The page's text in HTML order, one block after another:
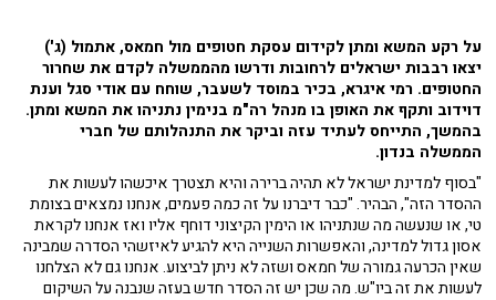
על רקע המשא ומתן לקידום עסקת חטופים מול חמאס, אתמול (ג')
יצאו רבבות ישראלים לרחובות ודרשו מהממשלה לקדם את שחרור
החטופים. רמי איגרא, בכיר במוסד לשעבר, שוחח עם אודי סגל וענת
דוידוב ותקף את האופן בו מנהל רה"מ בנימין נתניהו את המשא ומתן.
בהמשך, התייחס לעתיד עזה וביקר את התנהלותם של חברי
הממשלה בנדון.
"בסוף למדינת ישראל לא תהיה ברירה והיא תצטרך איכשהו לעשות את
ההסדר הזה", הבהיר. "כבר דיברנו על זה כמה פעמים, אנחנו נמצאים בצומת
טי, או שנעשה מה שנתניהו או הימין הקיצוני דוחף אליו ואז אנחנו לקראת
אסון גדול למדינה, והאפשרות השנייה היא להגיע לאיזשהי הסדרה שמבינה
שאין הכרעה גמורה של חמאס ושזה לא ניתן לביצוע. אנחנו גם לא הצלחנו
לעשות את זה ביו"ש. מה שכן יש זה הסדר חדש בעזה שנבנה על השיקום